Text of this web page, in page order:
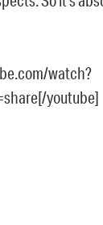
watch?
youtube]